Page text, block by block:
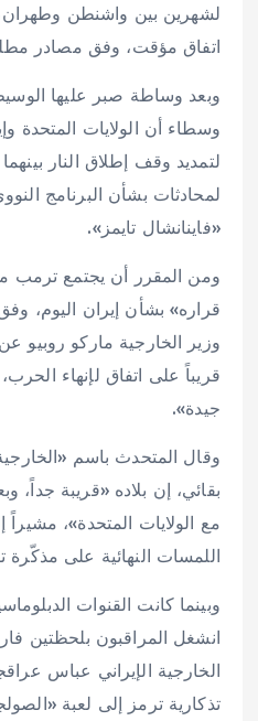
لشهرين بين واشنطن
اتفاق مؤقت، وفق مصادر
وبعد وساطة صبر عليها
وسطاء أن الولايات ‌المتحدة
لمحادثات بشأن البرنامج
«فاينانشال تايمز».
ومن المقرر أن يجتمع ترمب
قراره» بشأن إيران اليوم،
وزير الخارجية ماركو روبيو
قريباً على اتفاق لإنهاء
جيدة».
وقال المتحدث باسم
بقائي، إن بلاده «قريبة جداً،
مع الولايات المتحدة»،
اللمسات النهائية على مذكّرة
وبينما كانت القنوات
انشغل المراقبون بلحظتين
الخارجية الإيراني عباس
تذكارية ترمز إلى لعبة